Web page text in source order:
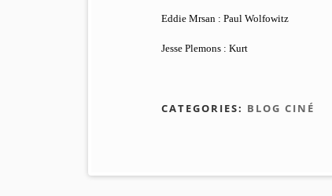
Eddie Mrsan : Paul Wolfowitz
Jesse Plemons : Kurt
CATEGORIES: BLOG CINÉ